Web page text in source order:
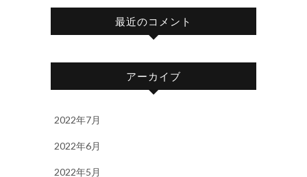
最近のコメント
アーカイブ
2022年7月
2022年6月
2022年5月